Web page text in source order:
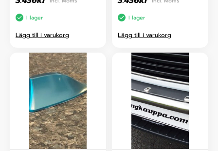
I lager
Lägg till i varukorg
I lager
Lägg till i varukorg